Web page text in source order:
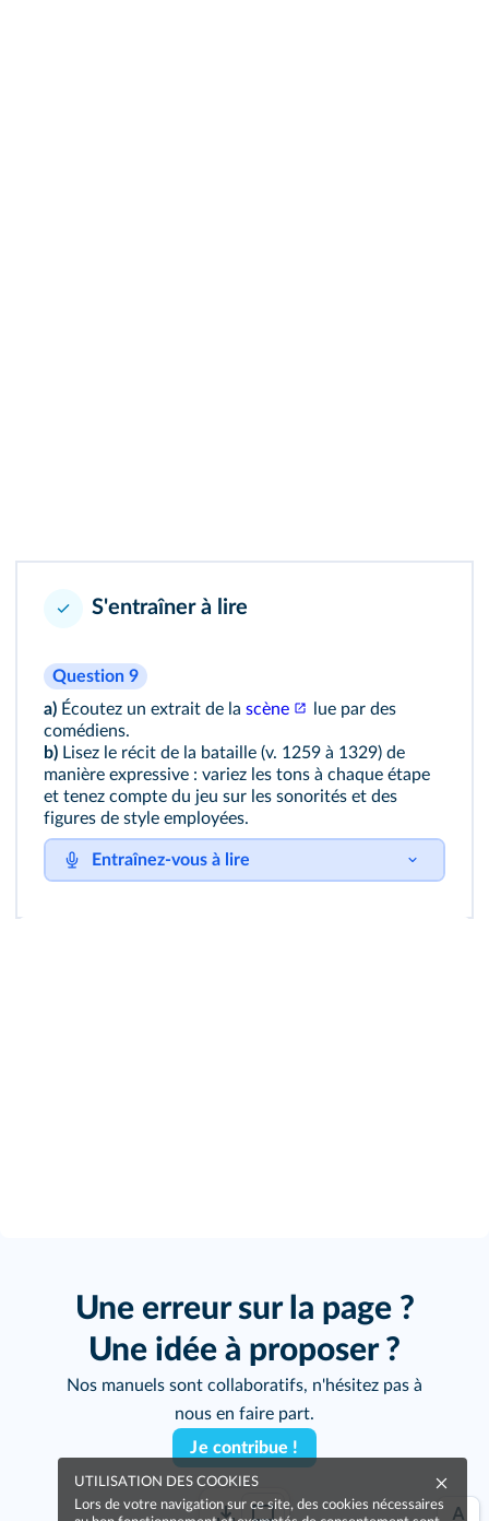
S'entraîner à lire
Question 9
a) Écoutez un extrait de la scène
lue par des
comédiens.
b) Lisez le récit de la bataille (v. 1259 à 1329) de
manière expressive : variez les tons à chaque étape
et tenez compte du jeu sur les sonorités et des
figures de style employées.
Entraînez-vous à lire
Une erreur sur la page ?
Une idée à proposer ?
Nos manuels sont collaboratifs, n'hésitez pas à
nous en faire part.
Je contribue !
UTILISATION DES COOKIES
Lors de votre navigation sur ce site, des cookies nécessaires